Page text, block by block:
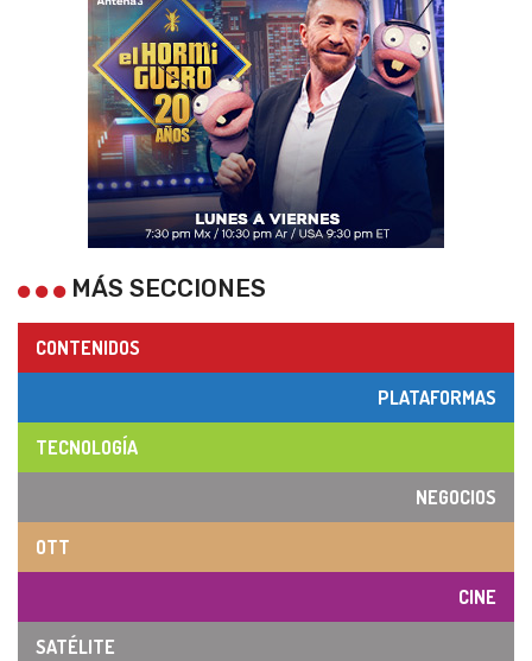
MÁS SECCIONES
CONTENIDOS
PLATAFORMAS
TECNOLOGÍA
NEGOCIOS
OTT
CINE
SATÉLITE